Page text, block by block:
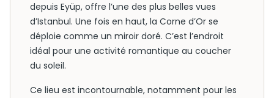
depuis Eyüp, offre l’une des plus belles vues
d’Istanbul. Une fois en haut, la Corne d’Or se
déploie comme un miroir doré. C’est l’endroit
idéal pour une activité romantique au coucher
du soleil.
Ce lieu est incontournable, notamment pour les